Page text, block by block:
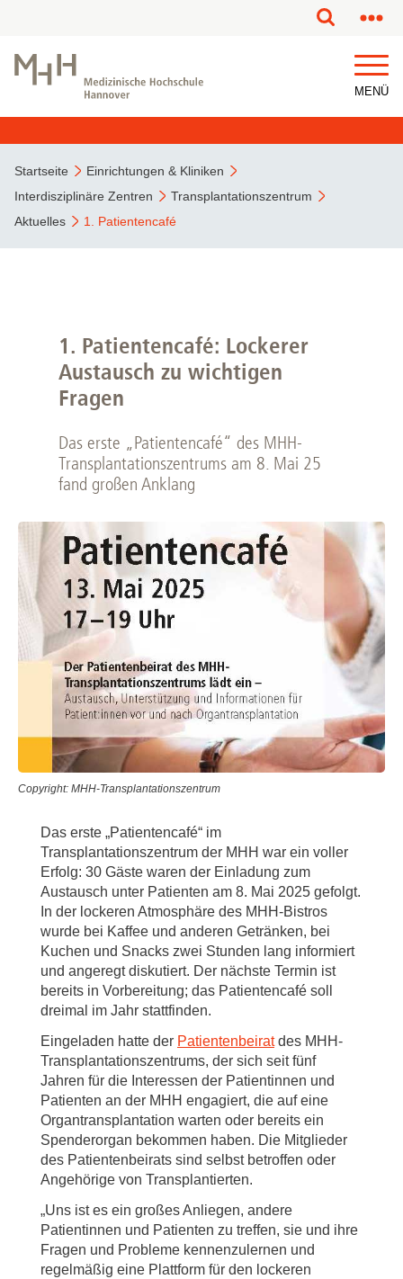
MENÜ
Startseite
Einrichtungen & Kliniken
Interdisziplinäre Zentren
Transplantationszentrum
Aktuelles
1. Patientencafé
1. Patientencafé: Lockerer
Austausch zu wichtigen
Fragen
Das erste „Patientencafé“ des MHH-
Transplantationszentrums am 8. Mai 25
fand großen Anklang
Copyright: MHH-Transplantationszentrum
Das erste „Patientencafé“ im
Transplantationszentrum der MHH war ein voller
Erfolg: 30 Gäste waren der Einladung zum
Austausch unter Patienten am 8. Mai 2025 gefolgt.
In der lockeren Atmosphäre des MHH-Bistros
wurde bei Kaffee und anderen Getränken, bei
Kuchen und Snacks zwei Stunden lang informiert
und angeregt diskutiert. Der nächste Termin ist
bereits in Vorbereitung; das Patientencafé soll
dreimal im Jahr stattfinden.
Eingeladen hatte der Patientenbeiratdes MHH-
Transplantationszentrums, der sich seit fünf
Jahren für die Interessen der Patientinnen und
Patienten an der MHH engagiert, die auf eine
Organtransplantation warten oder bereits ein
Spenderorgan bekommen haben. Die Mitglieder
des Patientenbeirats sind selbst betroffen oder
Angehörige von Transplantierten.
„Uns ist es ein großes Anliegen, andere
Patientinnen und Patienten zu treffen, sie und ihre
Fragen und Probleme kennenzulernen und
regelmäßig eine Plattform für den lockeren